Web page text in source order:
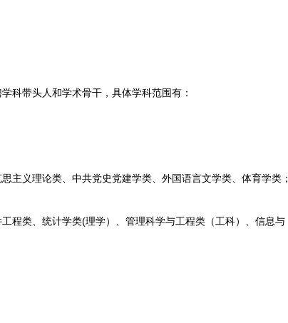
带头人和学术骨干，具体学科范围有：
义理论类、中共党史党建学类、外国语言文学类、体育学类；
类、统计学类(理学）、管理科学与工程类（工科）、信息与